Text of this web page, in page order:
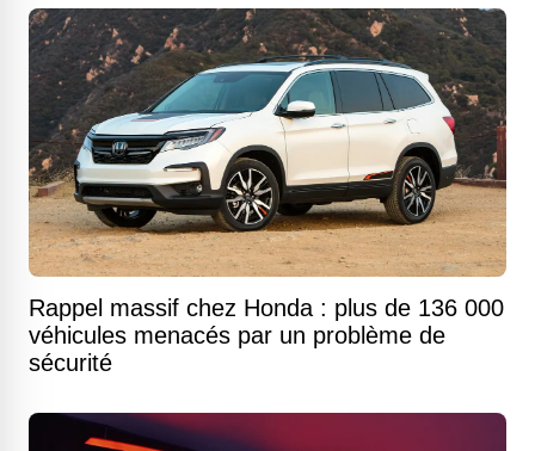
Rappel massif chez Honda : plus de 136 000
véhicules menacés par un problème de
sécurité